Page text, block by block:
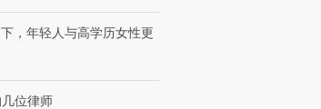
特别呈现】寻找100种
【商旅对话】华住集团
，年轻人与高学历女性更
位律师